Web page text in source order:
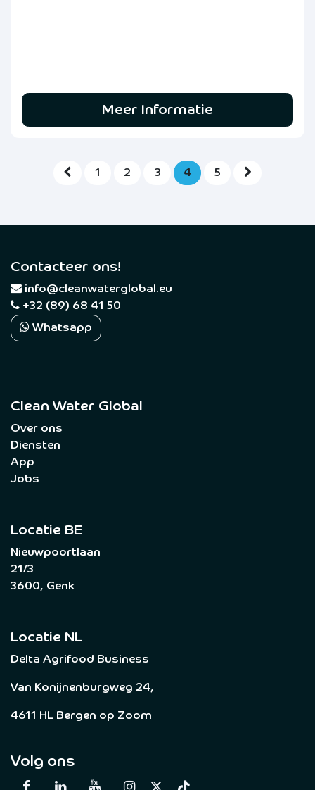
Meer Informatie
1 2 3 4 5
Contacteer ons!
info@cleanwaterglobal.eu
+32 (89) 68 41 50
Whatsapp
Clean Water Global
Over ons
Diensten
App
Jobs
Locatie BE
Nieuwpoortlaan
21/3
3600, Genk
Locatie NL
Delta Agrifood Business
Van Konijnenburgweg 24,
4611 HL Bergen op Zoom
Volg ons